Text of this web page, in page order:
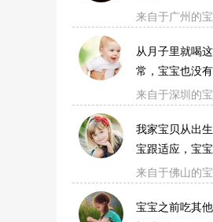
来自于广州的
从月子里就喝
常，宝宝也没
来自于深圳的
我家宝贝从出
宝跟适应，宝
来自于佛山的
宝宝之前吃其